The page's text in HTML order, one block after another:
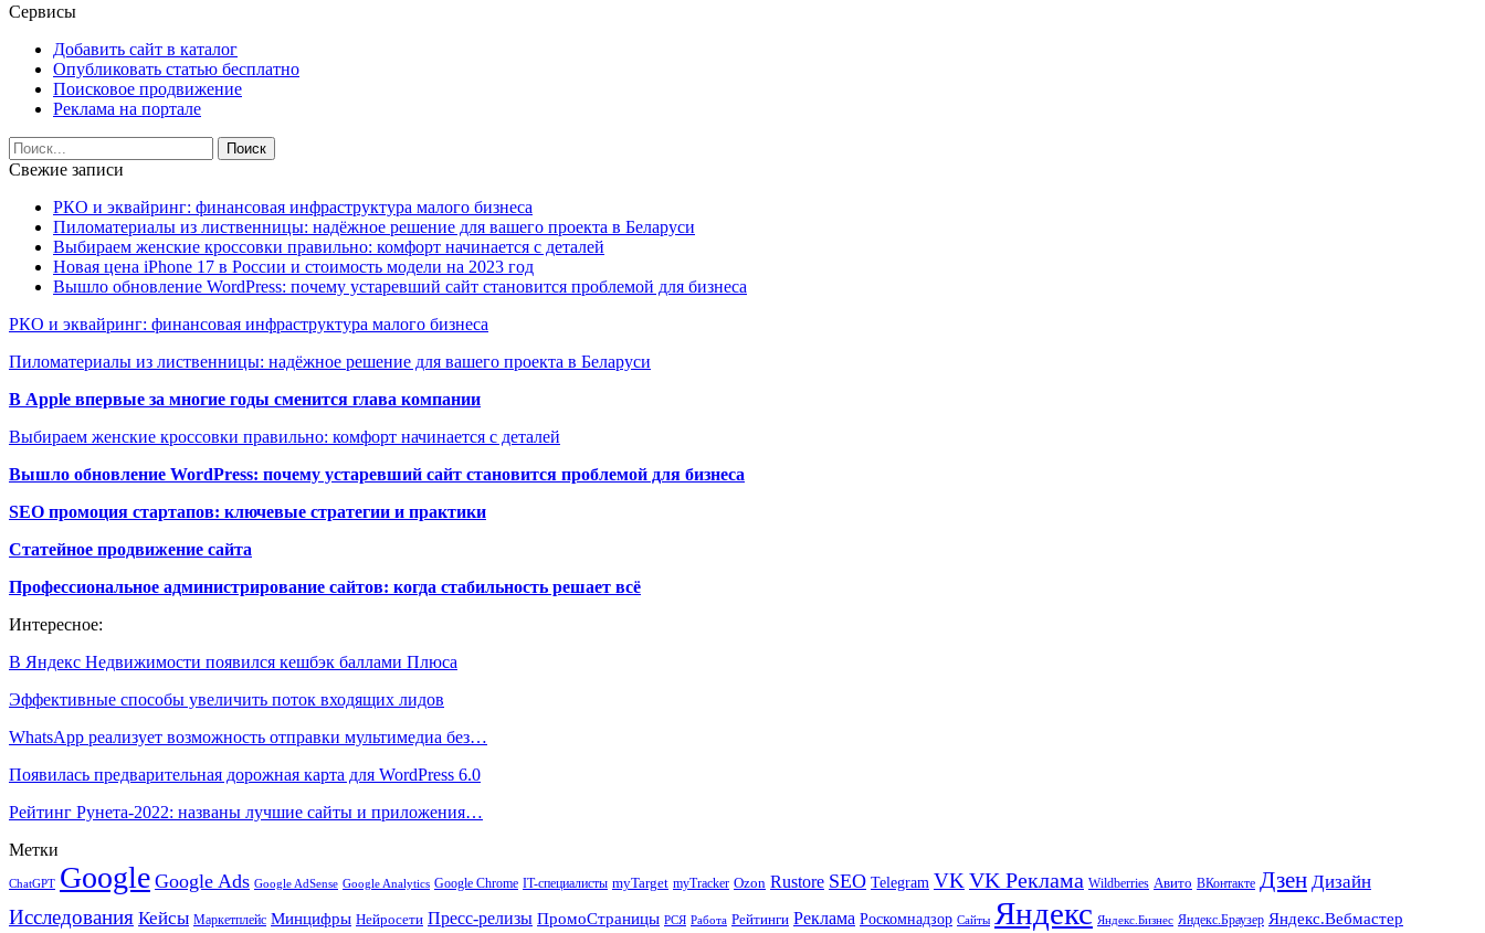
Сервисы
Добавить сайт в каталог
Опубликовать статью бесплатно
Поисковое продвижение
Реклама на портале
Свежие записи
РКО и эквайринг: финансовая инфраструктура малого бизнеса
Пиломатериалы из лиственницы: надёжное решение для вашего проекта в Беларуси
Выбираем женские кроссовки правильно: комфорт начинается с деталей
Новая цена iPhone 17 в России и стоимость модели на 2023 год
Вышло обновление WordPress: почему устаревший сайт становится проблемой для бизнеса
РКО и эквайринг: финансовая инфраструктура малого бизнеса
Пиломатериалы из лиственницы: надёжное решение для вашего проекта в Беларуси
В Apple впервые за многие годы сменится глава компании
Выбираем женские кроссовки правильно: комфорт начинается с деталей
Вышло обновление WordPress: почему устаревший сайт становится проблемой для бизнеса
SEO промоция стартапов: ключевые стратегии и практики
Статейное продвижение сайта
Профессиональное администрирование сайтов: когда стабильность решает всё
Интересное:
В Яндекс Недвижимости появился кешбэк баллами Плюса
Эффективные способы увеличить поток входящих лидов
WhatsApp реализует возможность отправки мультимедиа без…
Появилась предварительная дорожная карта для WordPress 6.0
Рейтинг Рунета-2022: названы лучшие сайты и приложения…
Метки
ChatGPT Google Google Ads Google AdSense Google Analytics Google Chrome IT-специалисты myTarget myTracker Ozon Rustore SEO Telegram VK VK Реклама Wildberries Авито ВКонтакте Дзен Дизайн
Исследования Кейсы Маркетплейс Минцифры Нейросети Пресс-релизы ПромоСтраницы РСЯ Работа Рейтинги Реклама Роскомнадзор Сайты Яндекс Яндекс.Бизнес Яндекс.Браузер Яндекс.Вебмастер